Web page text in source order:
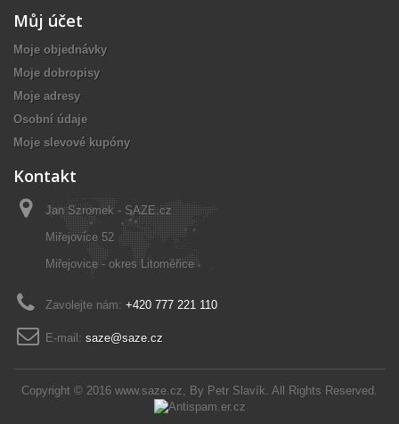
Copyright © 2016 www.saze.cz, By Petr Slavík. All Rights Reserved.
Můj účet
Moje objednávky
Moje dobropisy
Moje adresy
Osobní údaje
Moje slevové kupóny
Kontakt
Jan Szromek - SAZE.cz
Miřejovice 52
Miřejovice - okres Litoměřice
Zavolejte nám: +420 777 221 110
E-mail: saze@saze.cz